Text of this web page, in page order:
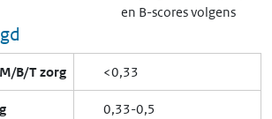
en B-scores volgens
vPvB-score = (P(pbt)-
score)^0.5 × (B-
score)^0.5.
B/T zorg <0,33
0,33-0,5